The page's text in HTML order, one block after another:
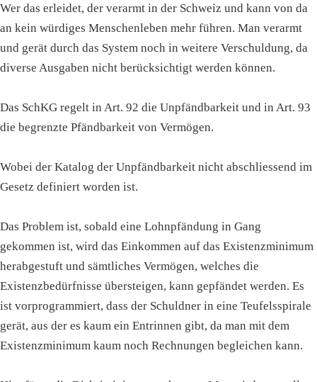
Wer das erleidet, der verarmt in der Schweiz und kann von da
an kein würdiges Menschenleben mehr führen. Man verarmt
und gerät durch das System noch in weitere Verschuldung, da
diverse Ausgaben nicht berücksichtigt werden können.
Das SchKG regelt in Art. 92 die Unpfändbarkeit und in Art. 93
die begrenzte Pfändbarkeit von Vermögen.
Wobei der Katalog der Unpfändbarkeit nicht abschliessend im
Gesetz definiert worden ist.
Das Problem ist, sobald eine Lohnpfändung in Gang
gekommen ist, wird das Einkommen auf das Existenzminimum
herabgestuft und sämtliches Vermögen, welches die
Existenzbedürfnisse übersteigen, kann gepfändet werden. Es
ist vorprogrammiert, dass der Schuldner in eine Teufelsspirale
gerät, aus der es kaum ein Entrinnen gibt, da man mit dem
Existenzminimum kaum noch Rechnungen begleichen kann.